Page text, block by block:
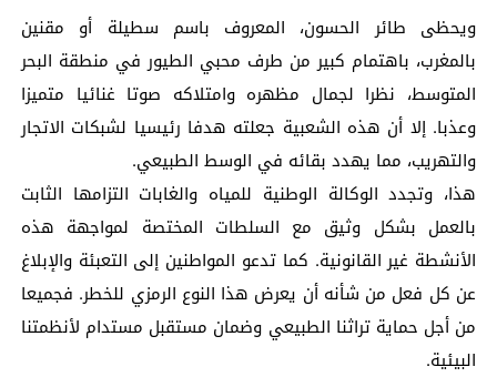
ويحظى طائر الحسون، المعروف باسم سطيلة أو مقنين
بالمغرب، باهتمام كبير من طرف محبي الطيور في منطقة البحر
المتوسط، نظرا لجمال مظهره وامتلاكه صوتا غنائيا متميزا
وعذبا. إلا أن هذه الشعبية جعلته هدفا رئيسيا لشبكات الاتجار
والتهريب، مما يهدد بقائه في الوسط الطبيعي.
هذا، وتجدد الوكالة الوطنية للمياه والغابات التزامها الثابت
بالعمل بشكل وثيق مع السلطات المختصة لمواجهة هذه
الأنشطة غير القانونية. كما تدعو المواطنين إلى التعبئة والإبلاغ
عن كل فعل من شأنه أن يعرض هذا النوع الرمزي للخطر. فجميعا
من أجل حماية تراثنا الطبيعي وضمان مستقبل مستدام لأنظمتنا
البيئية.